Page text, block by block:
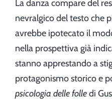
La danza compare del
nevralgico del testo che
avrebbe ipotecato il
nella prospettiva già
stanno apprestando a
protagonismo storico e
psicologia delle folledi